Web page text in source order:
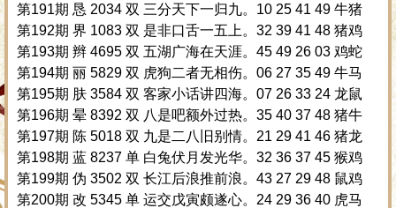
第191期 恳 2034 双 三分天下一归九。10 25 41 49 牛猪
第192期 界 1083 双 是非口舌一五上。32 39 41 48 猪鸡
第193期 辫 4695 双 五湖广海在天涯。45 49 26 03 鸡蛇
第194期 丽 5829 双 虎狗二者无相伤。06 27 35 49 牛马
第195期 肤 3584 双 客家小话讲四海。07 26 33 24 龙鼠
第196期 晕 8392 双 八是吧额外过热。35 40 37 48 猪牛
第197期 陈 5018 双 九是二八旧别情。21 29 41 46 猪龙
第198期 蓝 8237 单 白兔伏月发光华。32 36 37 45 猴鸡
第199期 伪 3502 双 长江后浪推前浪。43 27 29 48 鼠鸡
第200期 改 5345 单 运交戊寅颇遂心。24 29 36 40 虎马